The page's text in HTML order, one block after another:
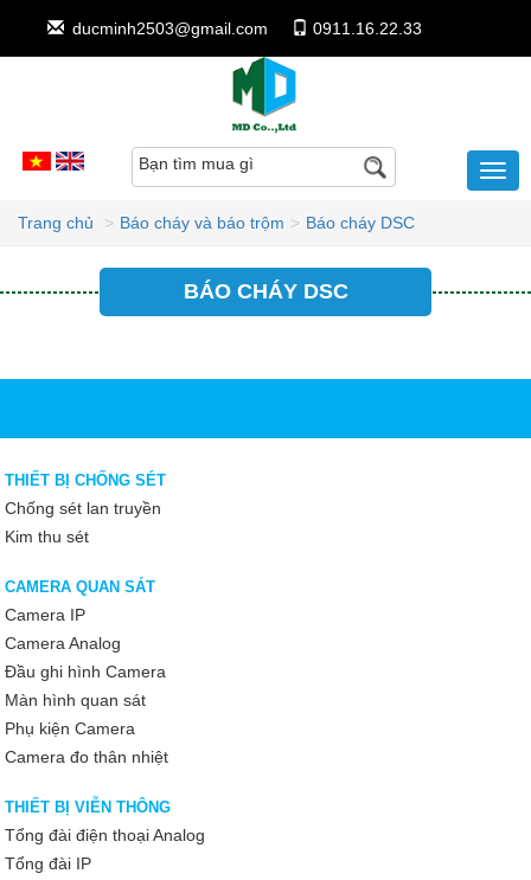
ducminh2503@gmail.com 0911.16.22.33
Bạn tìm mua gì
Trang chủ Báo cháy và báo trộm Báo cháy DSC
BÁO CHÁY DSC
THIẾT BỊ CHỐNG SÉT
Chống sét lan truyền
Kim thu sét
CAMERA QUAN SÁT
Camera IP
Camera Analog
Đầu ghi hình Camera
Màn hình quan sát
Phụ kiện Camera
Camera đo thân nhiệt
THIẾT BỊ VIỄN THÔNG
Tổng đài điện thoại Analog
Tổng đài IP